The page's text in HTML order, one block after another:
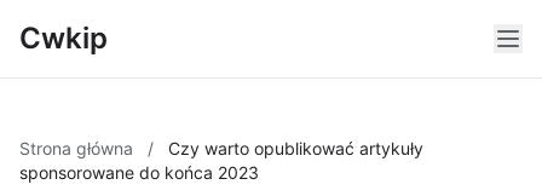
Cwkip
Strona główna /
Czy warto opublikować artykuły
sponsorowane do końca 2023